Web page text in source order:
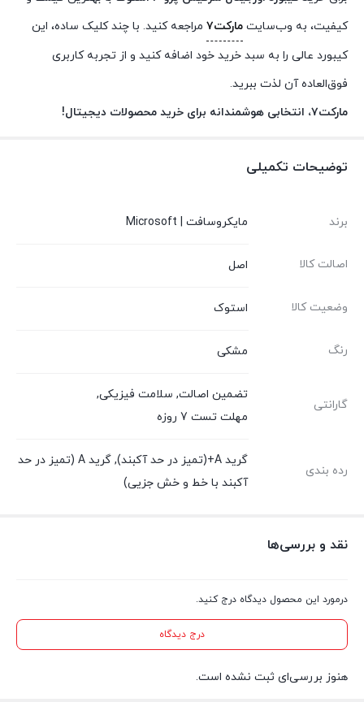
کیفیت، به وب‌سایت مارکت۷
مراجعه کنید. با چند کلیک ساده، این
کیبورد عالی را به سبد خرید خود اضافه کنید و از تجربه کاربری
فوق‌العاده آن لذت ببرید.
مارکت۷، انتخابی هوشمندانه برای خرید محصولات دیجیتال!
توضیحات تکمیلی
برند مایکروسافت | Microsoft
اصالت کالا اصل
وضعیت کالا استوک
رنگ مشکی
گارانتی
تضمین اصالت, سلامت فیزیکی,
مهلت تست 7 روزه
رده بندی
گرید A+(تمیز در حد آکبند), گرید A (تمیز در حد
آکبند با خط و خش جزیی)
نقد و بررسی‌ها
درمورد این محصول دیدگاه درج کنید.
درج دیدگاه
هنوز بررسی‌ای ثبت نشده است.